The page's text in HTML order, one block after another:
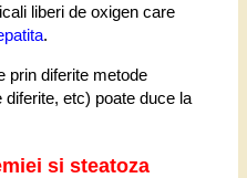
liberi de oxigen care
.
prin diferite metode
etc) poate duce la
si steatoza